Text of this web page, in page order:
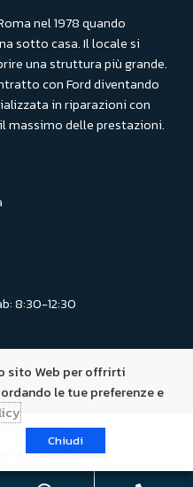
nel 1978 quando
sotto casa. Il locale si
una struttura più grande.
con Ford diventando
in riparazioni con
massimo delle prestazioni.
8:30-12:30
-Privacy Policy
sito Web per offrirti
le tue preferenze e
Chiudi